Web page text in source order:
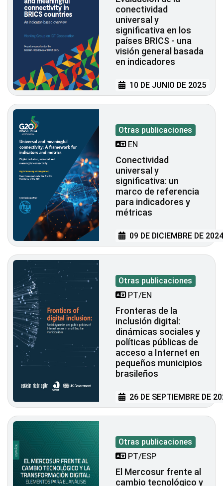
conectividad
universal y
significativa en los
países BRICS - una
visión general basada
en indicadores
10 DE JUNIO DE 2025
Otras publicaciones
EN
Conectividad
universal y
significativa: un
marco de referencia
para indicadores y
métricas
09 DE DICIEMBRE DE
Otras publicaciones
PT/EN
Fronteras de la
inclusión digital:
dinámicas sociales y
políticas públicas de
acceso a Internet en
pequeños municipios
brasileños
26 DE SEPTIEMBRE DE
Otras publicaciones
PT/ESP
El Mercosur frente al
cambio tecnológico y